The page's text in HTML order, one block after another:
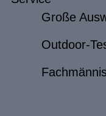
Große
Outdoor-